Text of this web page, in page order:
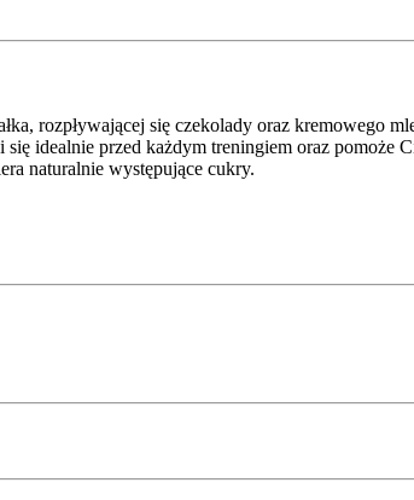
rozpływającej się czekolady oraz kremowego
idealnie przed każdym treningiem oraz
naturalnie występujące cukry.